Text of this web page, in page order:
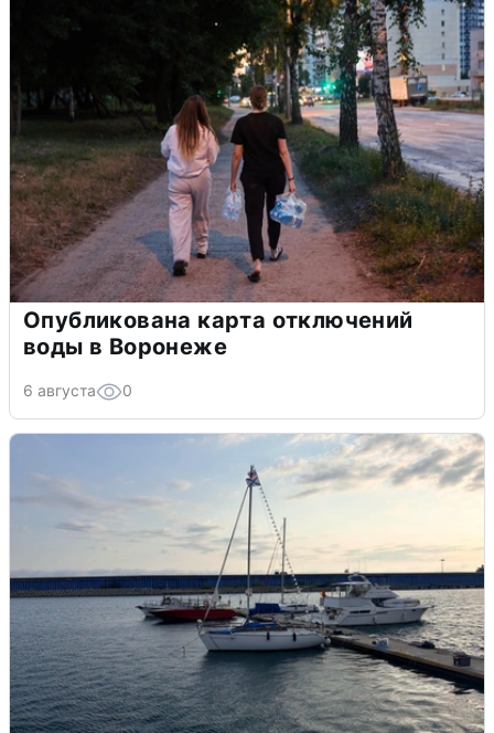
Опубликована карта отключений
воды в Воронеже
6 августа 0